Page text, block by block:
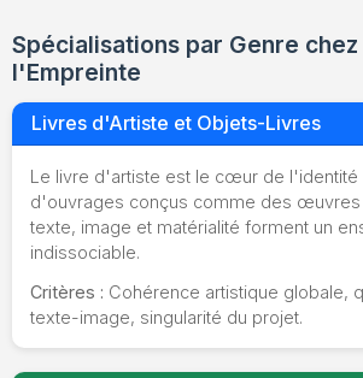
Spécialisations par Genre
l'Empreinte
Livres d'Artiste et Objets-Livres
Le livre d'artiste est le cœur de l'identité
d'ouvrages conçus comme des œuvres
texte, image et matérialité forment un
indissociable.
Critères : Cohérence artistique globale,
texte-image, singularité du projet.